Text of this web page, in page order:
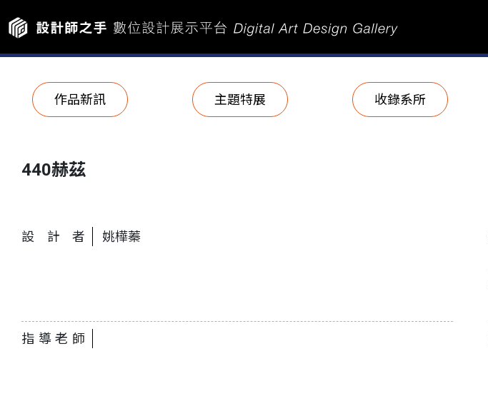
作品新訊 主題特展 收錄系所
440赫茲
設計者 姚樺蓁
指導老師